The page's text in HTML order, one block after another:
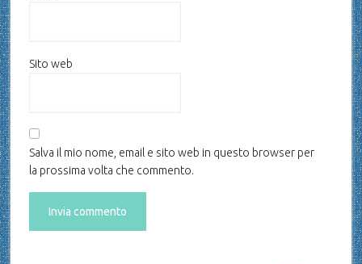
Sito web
Salva il mio nome, email e sito web in questo browser per
la prossima volta che commento.